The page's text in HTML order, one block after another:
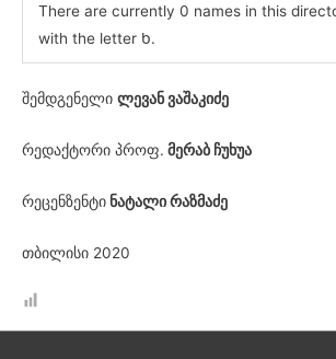
There are currently 0 names in this
with the letter Ხ.
შემდგენელი ლევან ვაშაკიძე
რედაქტორი პროფ. მერაბ ჩუხუა
რეცენზენტი ნატალი რაზმაძე
თბილისი 2020